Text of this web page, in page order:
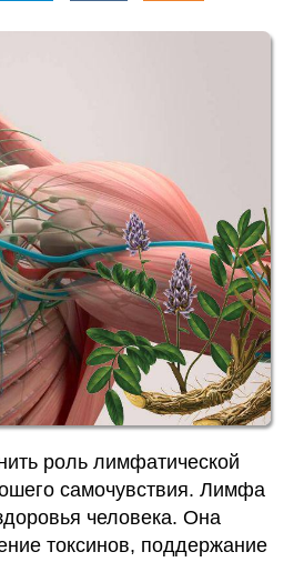
роль лимфатической
самочувствия. Лимфа
человека. Она
токсинов, поддержание